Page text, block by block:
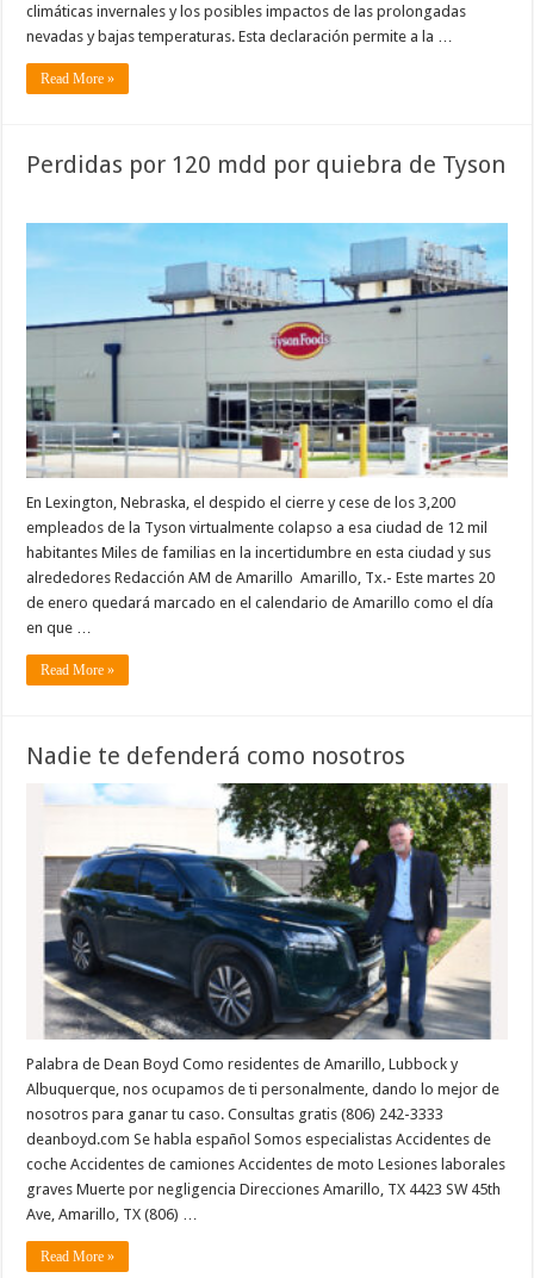
climáticas invernales y los posibles impactos de las prolongadas
nevadas y bajas temperaturas. Esta declaración permite a la …
Read More »
Perdidas por 120 mdd por quiebra de Tyson
En Lexington, Nebraska, el despido el cierre y cese de los 3,200
empleados de la Tyson virtualmente colapso a esa ciudad de 12 mil
habitantes Miles de familias en la incertidumbre en esta ciudad y sus
alrededores Redacción AM de Amarillo Amarillo, Tx.- Este martes 20
de enero quedará marcado en el calendario de Amarillo como el día
en que …
Read More »
Nadie te defenderá como nosotros
Palabra de Dean Boyd Como residentes de Amarillo, Lubbock y
Albuquerque, nos ocupamos de ti personalmente, dando lo mejor de
nosotros para ganar tu caso. Consultas gratis (806) 242-3333
deanboyd.com Se habla español Somos especialistas Accidentes de
coche Accidentes de camiones Accidentes de moto Lesiones laborales
graves Muerte por negligencia Direcciones Amarillo, TX 4423 SW 45th
Ave, Amarillo, TX (806) …
Read More »